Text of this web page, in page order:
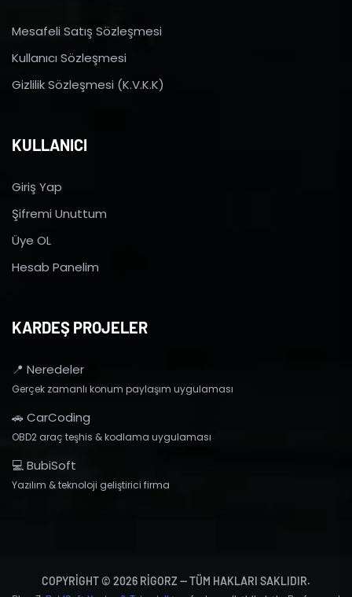
Mesafeli Satış Sözleşmesi
Kullanıcı Sözleşmesi
Gizlilik Sözleşmesi (K.V.K.K)
KULLANICI
Giriş Yap
Şifremi Unuttum
Üye OL
Hesab Panelim
KARDEŞ PROJELER
📍 Neredeler
Gerçek zamanlı konum paylaşım uygulaması
🚗 CarCoding
OBD2 araç teşhis & kodlama uygulaması
💻 BubiSoft
Yazılım & teknoloji geliştirici firma
COPYRIGHT © 2026 RIGORZ — TÜM HAKLARI SAKLIDIR.